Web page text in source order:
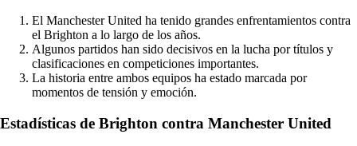
El Manchester United ha tenido grandes enfrentamientos contra
el Brighton a lo largo de los años.
Algunos partidos han sido decisivos en la lucha por títulos y
clasificaciones en competiciones importantes.
La historia entre ambos equipos ha estado marcada por
momentos de tensión y emoción.
Estadísticas de Brighton contra Manchester United